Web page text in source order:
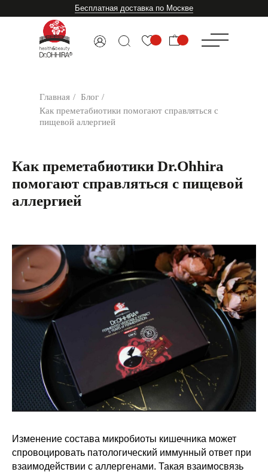
Бесплатная доставка по Москве
Главная / Блог /
Как преметабиотики помогают справляться с
пищевой аллергией
Как преметабиотики Dr.Ohhira
помогают справляться с пищевой
аллергией
Изменение состава микробиоты кишечника может
спровоцировать патологический иммунный ответ при
взаимодействии с аллергенами. Такая взаимосвязь